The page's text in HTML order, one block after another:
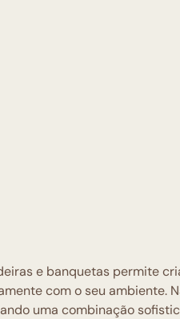
e banquetas permite
com o seu ambiente.
uma combinação